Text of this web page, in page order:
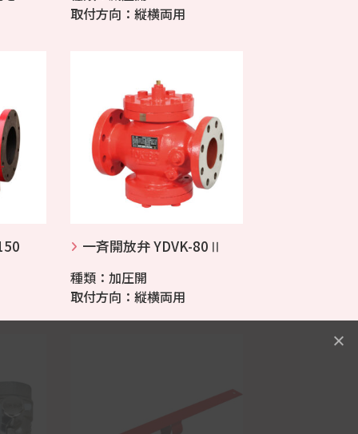
取付方向：縦横両用
一斉開放弁 YDVK-80Ⅱ
種類：加圧開
取付方向：縦横両用